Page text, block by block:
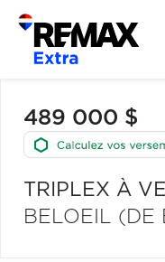
489 000 $
TRIPLEX À
BELOEIL (DE